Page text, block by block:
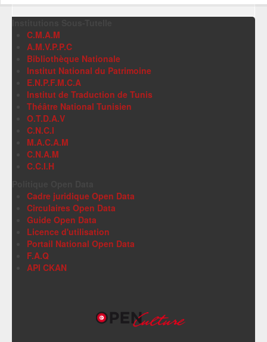
C.M.A.M
A.M.V.P.P.C
Bibliothèque Nationale
Institut National du Patrimoine
E.N.P.F.M.C.A
Institut de Traduction de Tunis
Théâtre National Tunisien
O.T.D.A.V
C.N.C.I
M.A.C.A.M
C.N.A.M
C.C.I.H
Cadre juridique Open Data
Circulaires Open Data
Guide Open Data
Licence d'utilisation
Portail National Open Data
F.A.Q
API CKAN